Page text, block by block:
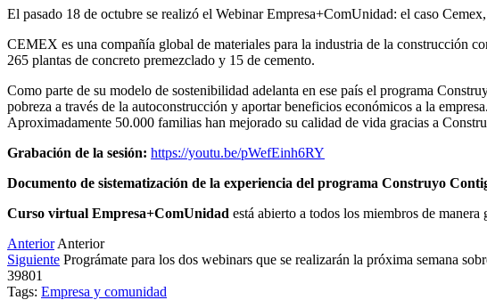
El pasado 18 de octubre se realizó el Webinar Empresa+ComUnidad: el caso
CEMEX es una compañía global de materiales para la industria de la construcción
265 plantas de concreto premezclado y 15 de cemento.
Como parte de su modelo de sostenibilidad adelanta en ese país el programa
pobreza a través de la autoconstrucción y aportar beneficios económicos a la
Aproximadamente 50.000 familias han mejorado su calidad de vida gracias a
Grabación de la sesión: https://youtu.be/pWefEinh6RY
Documento de sistematización de la experiencia del programa Construyo
Curso virtual Empresa+ComUnidad está abierto a todos los miembros de
Anterior Anterior
Siguiente Prográmate para los dos webinars que se realizarán la próxima semana
39801
Tags: Empresa y comunidad